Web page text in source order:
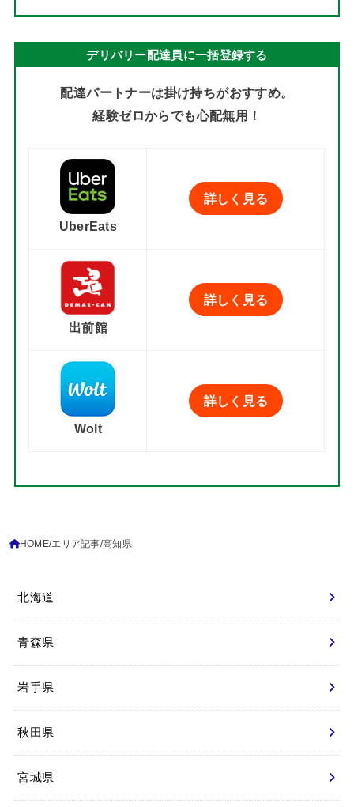
デリバリー配達員に一括登録する
配達パートナーは掛け持ちがおすすめ。
経験ゼロからでも心配無用！
UberEats
詳しく見る
出前館
詳しく見る
Wolt
詳しく見る
HOME エリア記事 高知県
北海道
青森県
岩手県
秋田県
宮城県